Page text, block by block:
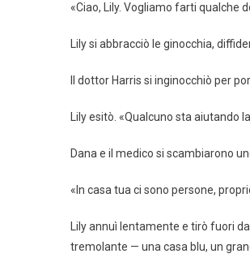
«Ciao, Lily. Vogliamo farti qualche
Lily si abbracciò le ginocchia,
Il dottor Harris si inginocchiò per
Lily esitò. «Qualcuno sta aiutando
Dana e il medico si scambiarono
«In casa tua ci sono persone,
Lily annuì lentamente e tirò fuori
tremolante — una casa blu, un